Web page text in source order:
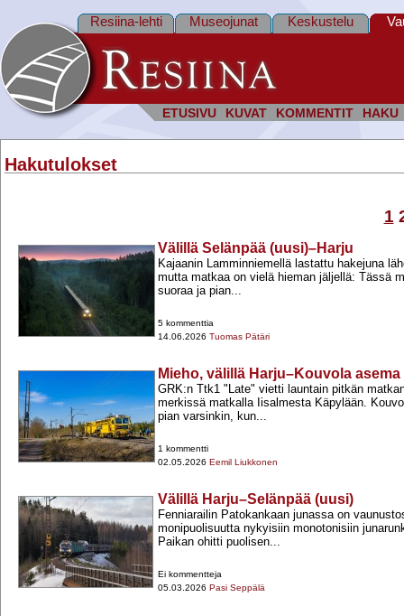
ETUSIVU KUVAT KOMMENTIT HAKU
Resiina-lehti Museojunat Keskustelu
Hakutulokset
1
Välillä Selänpää (uusi)–Harju
Kajaanin Lamminniemellä lastattu hakejuna
mutta matkaa on vielä hieman jäljellä: Tässä
suoraa ja pian...
5 kommenttia
14.06.2026 Tuomas Pätäri
Mieho, välillä Harju–Kouvola asema
GRK:n Ttk1 "Late" vietti launtain pitkän
merkissä matkalla Iisalmesta Käpylään.
pian varsinkin, kun...
1 kommentti
02.05.2026 Eemil Liukkonen
Välillä Harju–Selänpää (uusi)
Fenniarailin Patokankaan junassa on
monipuolisuutta nykyisiin monotonisiin
Paikan ohitti puolisen...
Ei kommentteja
05.03.2026 Pasi Seppälä